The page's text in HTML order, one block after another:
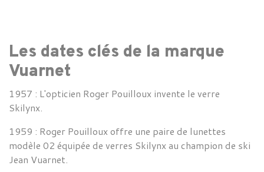
Les dates clés de la marque
Vuarnet
1957 : L'opticien Roger Pouilloux invente le verre
Skilynx.
1959 : Roger Pouilloux offre une paire de lunettes
modèle 02 équipée de verres Skilynx au champion de ski
Jean Vuarnet.